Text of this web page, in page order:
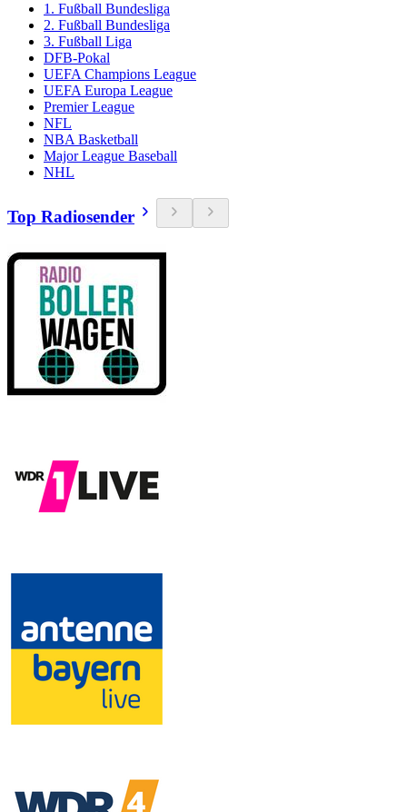
1. Fußball Bundesliga
2. Fußball Bundesliga
3. Fußball Liga
DFB-Pokal
UEFA Champions League
UEFA Europa League
Premier League
NFL
NBA Basketball
Major League Baseball
NHL
Top Radiosender